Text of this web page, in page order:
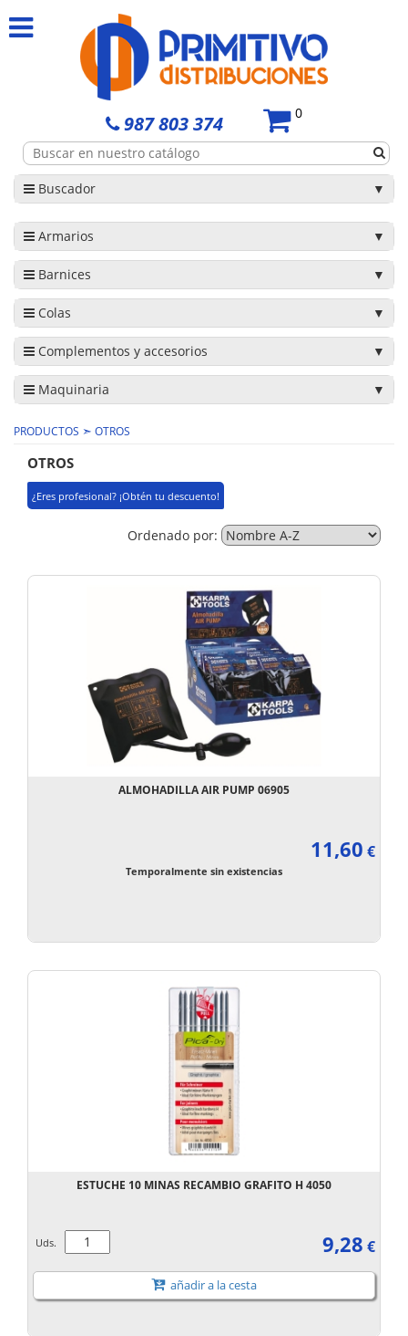
987 803 374 0
Buscador
Armarios
Barnices
Colas
Complementos y accesorios
Maquinaria
PRODUCTOS ➣ OTROS
OTROS
¿Eres profesional? ¡Obtén tu descuento!
Ordenado por:
ALMOHADILLA AIR PUMP 06905
11,60 €
Temporalmente sin existencias
ESTUCHE 10 MINAS RECAMBIO GRAFITO H 4050
Uds. 9,28 €
añadir a la cesta